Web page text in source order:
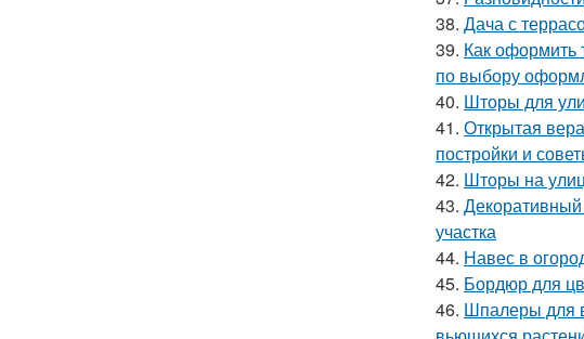
38. Дача с
39. Как оформить
по выбору
40. Шторы для
41. Открытая
постройки и
42. Шторы на
43.
участка
44. Навес в
45. Бордюр для
46. Шпалеры для